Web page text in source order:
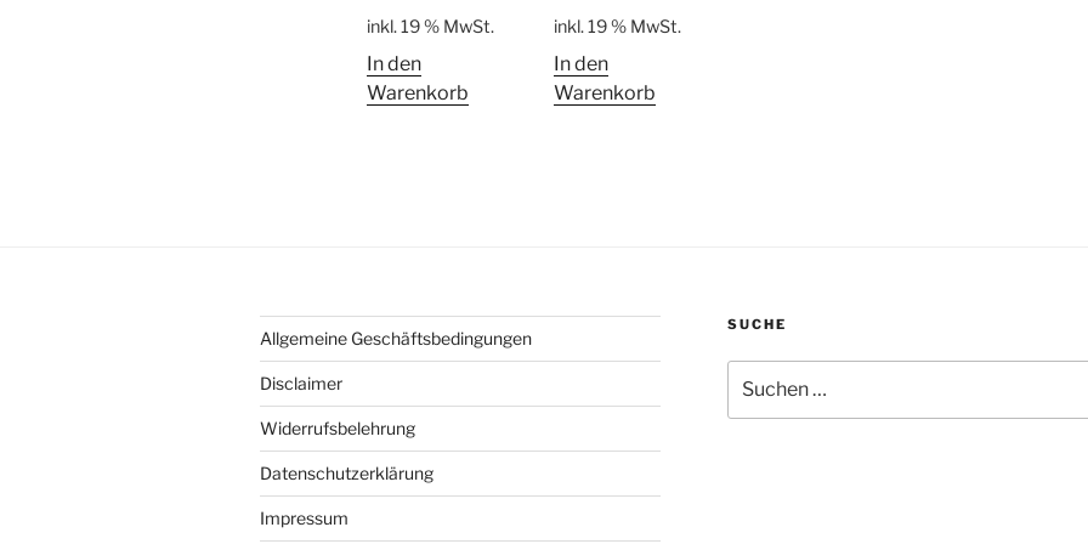
inkl. 19 % MwSt.
In den
Warenkorb
inkl. 19 % MwSt.
In den
Warenkorb
Allgemeine Geschäftsbedingungen
Disclaimer
Widerrufsbelehrung
Datenschutzerklärung
Impressum
SUCHE
nach: